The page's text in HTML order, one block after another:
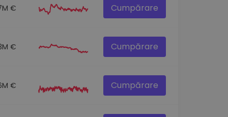
€ Cumpărare
€ Cumpărare
€ Cumpărare